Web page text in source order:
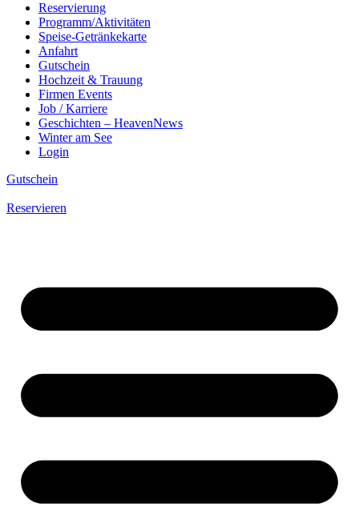
Reservierung
Programm/Aktivitäten
Speise-Getränkekarte
Anfahrt
Gutschein
Hochzeit & Trauung
Firmen Events
Job / Karriere
Geschichten – HeavenNews
Winter am See
Login
Gutschein
Reservieren